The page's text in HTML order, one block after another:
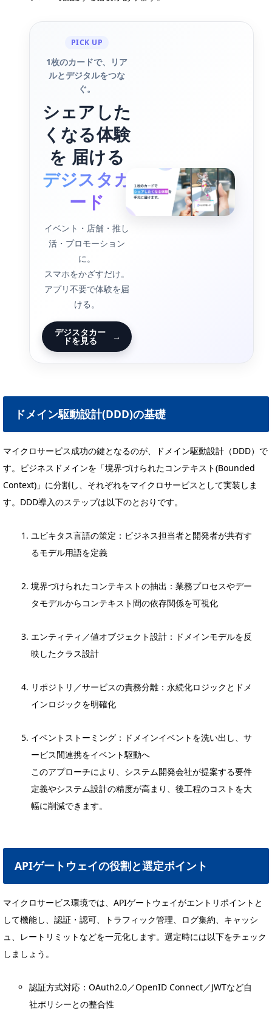
PICK UP
1枚のカードで、リア
ルとデジタルをつな
ぐ。
シェアした
くなる体験
を 届ける
デジスタカ
ード
イベント・店舗・推し
活・プロモーション
に。
スマホをかざすだけ。
アプリ不要で体験を届
ける。
デジスタカー
ドを見る →
ドメイン駆動設計(DDD)の基礎
マイクロサービス成功の鍵となるのが、ドメイン駆動設計（DDD）で
す。ビジネスドメインを「境界づけられたコンテキスト(Bounded
Context)」に分割し、それぞれをマイクロサービスとして実装しま
す。DDD導入のステップは以下のとおりです。
ユビキタス言語の策定：ビジネス担当者と開発者が共有す
るモデル用語を定義
境界づけられたコンテキストの抽出：業務プロセスやデー
タモデルからコンテキスト間の依存関係を可視化
エンティティ／値オブジェクト設計：ドメインモデルを反
映したクラス設計
リポジトリ／サービスの責務分離：永続化ロジックとドメ
インロジックを明確化
イベントストーミング：ドメインイベントを洗い出し、サ
ービス間連携をイベント駆動へ
このアプローチにより、システム開発会社が提案する要件
定義やシステム設計の精度が高まり、後工程のコストを大
幅に削減できます。
APIゲートウェイの役割と選定ポイント
マイクロサービス環境では、APIゲートウェイがエントリポイントと
して機能し、認証・認可、トラフィック管理、ログ集約、キャッシ
ュ、レートリミットなどを一元化します。選定時には以下をチェック
しましょう。
認証方式対応：OAuth2.0／OpenID Connect／JWTなど自
社ポリシーとの整合性